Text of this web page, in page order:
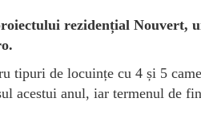
rezidențial Nouvert,
tipuri de locuințe cu 4 și 5
acestui anul, iar termenul de